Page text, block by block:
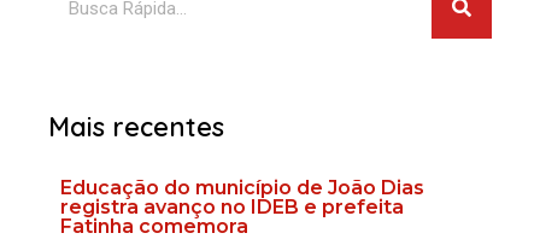
Mais recentes
Educação do município de João Dias
registra avanço no IDEB e prefeita
Fatinha comemora